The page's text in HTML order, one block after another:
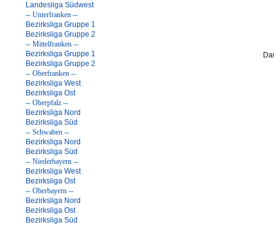
Landesliga Südwest
-- Unterfranken --
Bezirksliga Gruppe 1
Bezirksliga Gruppe 2
-- Mittelfranken --
Bezirksliga Gruppe 1
Bezirksliga Gruppe 2
-- Oberfranken --
Bezirksliga West
Bezirksliga Ost
-- Oberpfalz --
Bezirksliga Nord
Bezirksliga Süd
-- Schwaben --
Bezirksliga Nord
Bezirksliga Süd
-- Niederbayern --
Bezirksliga West
Bezirksliga Ost
-- Oberbayern --
Bezirksliga Nord
Bezirksliga Ost
Bezirksliga Süd